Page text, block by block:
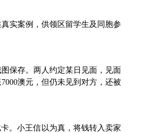
实案例，供领区留学生及同胞参
保存。两人约定某日见面，见面
澳元，但仍未见到对方，还被
。小王信以为真，将钱转入卖家